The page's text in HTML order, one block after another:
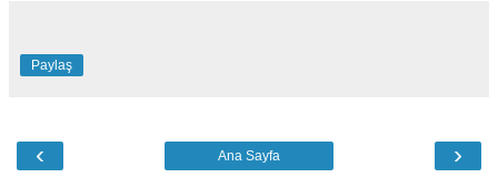
Paylaş
‹ ›
Ana Sayfa